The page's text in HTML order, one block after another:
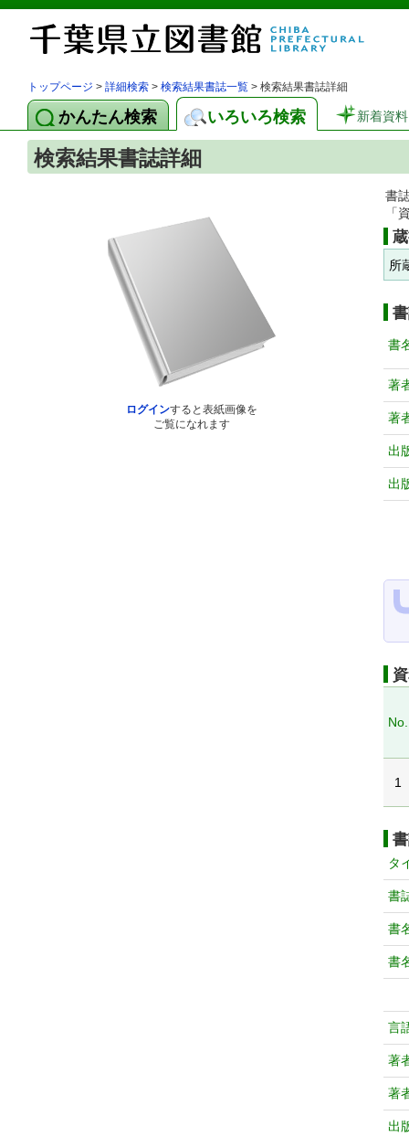
トップページ > 詳細検索 > 検索結果書誌一覧 > 検索結果書誌詳細
かんたん検索 いろいろ検索 新着資料
検索結果書誌詳細
ログインすると表紙画像を
ご覧になれます
書
「
所
書
著
著
出
出
No.
1
タ
書
書
書
言
著
著
出